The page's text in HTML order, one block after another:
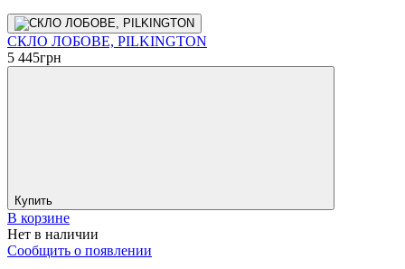
СКЛО ЛОБОВЕ, PILKINGTON
5 445грн
Купить
В корзине
Нет в наличии
Сообщить о появлении